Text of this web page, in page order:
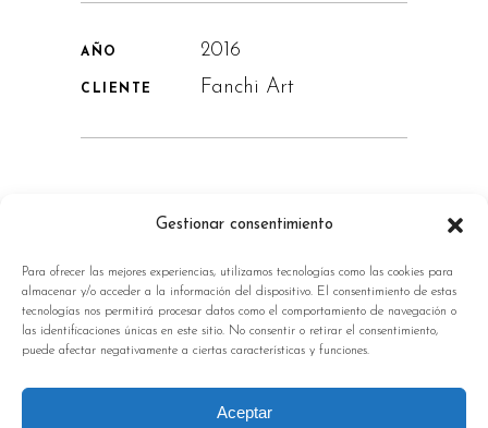
Gestionar consentimiento
Para ofrecer las mejores experiencias, utilizamos tecnologías como las cookies para
almacenar y/o acceder a la información del dispositivo. El consentimiento de estas
tecnologías nos permitirá procesar datos como el comportamiento de navegación o
las identificaciones únicas en este sitio. No consentir o retirar el consentimiento,
puede afectar negativamente a ciertas características y funciones.
Aceptar
AÑO 2016
CLIENTE Fanchi Art